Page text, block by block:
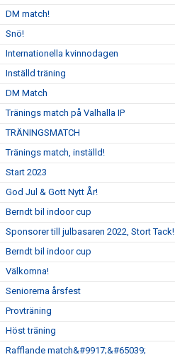
DM match!
Snö!
Internationella kvinnodagen
Inställd träning
DM Match
Tränings match på Valhalla IP
TRÄNINGSMATCH
Tränings match, inställd!
Start 2023
God Jul & Gott Nytt År!
Berndt bil indoor cup
Sponsorer till julbasaren 2022, Stort Tack!
Berndt bil indoor cup
Välkomna!
Seniorerna årsfest
Provträning
Höst träning
Rafflande match&#9917;&#65039;